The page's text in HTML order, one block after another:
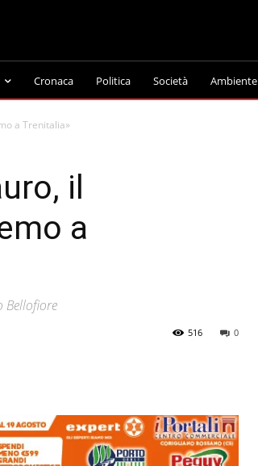
Cronaca Politica Società Ambiente
a Trenitalia»
il
a
Bellofiore
0
516